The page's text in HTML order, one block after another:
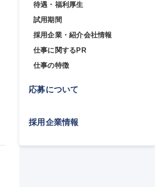
待遇・福利厚生
試用期間
採用企業・紹介会社情報
仕事に関するPR
仕事の特徴
応募について
採用企業情報